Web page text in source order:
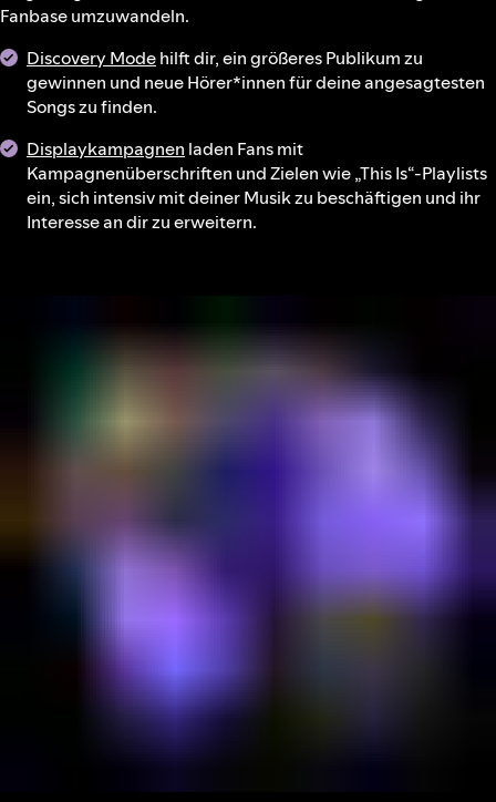
Fanbase umzuwandeln.
Discovery Modehilft dir, ein größeres Publikum zu
gewinnen und neue Hörer*innen für deine angesagtesten
Songs zu finden.
Displaykampagnen laden Fans mit
Kampagnenüberschriften und Zielen wie „This Is“-Playlists
ein, sich intensiv mit deiner Musik zu beschäftigen und ihr
Interesse an dir zu erweitern.